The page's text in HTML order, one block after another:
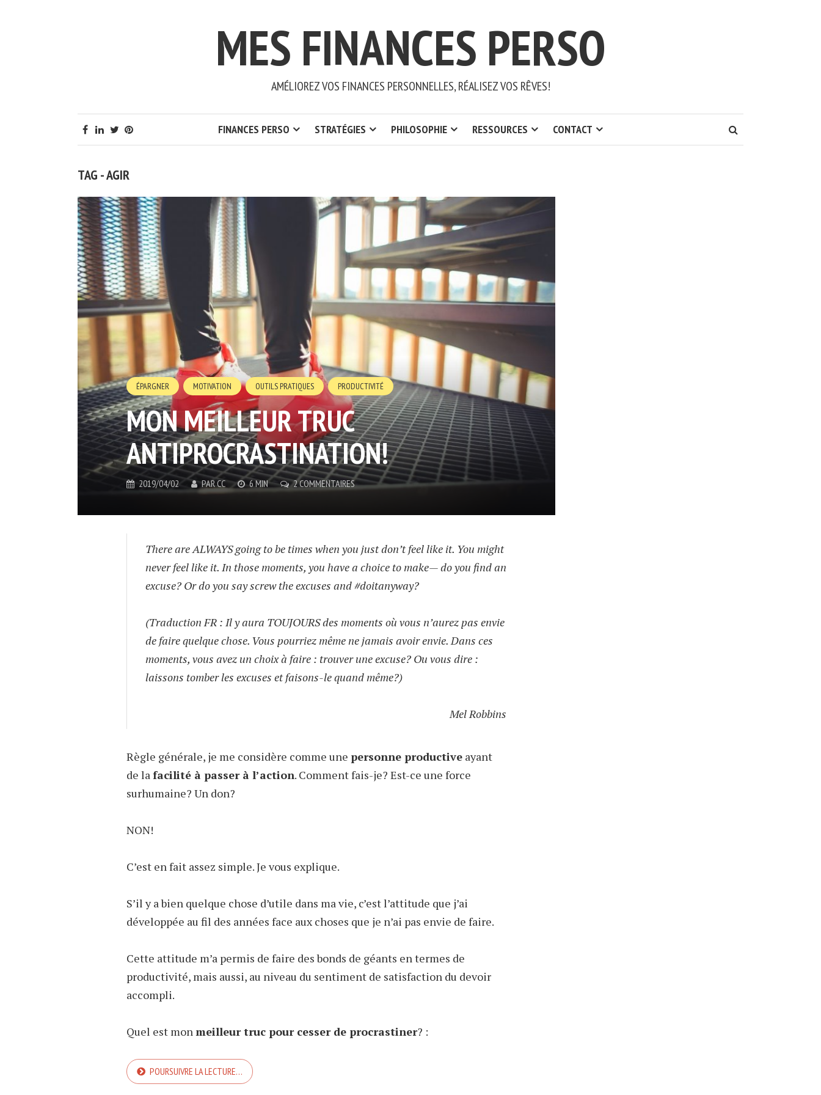
MES FINANCES PERSO
AMÉLIOREZ VOS FINANCES PERSONNELLES, RÉALISEZ VOS RÊVES!
FINANCES PERSO STRATÉGIES PHILOSOPHIE RESSOURCES CONTACT
TAG - AGIR
ÉPARGNER MOTIVATION OUTILS PRATIQUES PRODUCTIVITÉ
MON MEILLEUR TRUC
ANTIPROCRASTINATION!
2019/04/02 PARCC 6 MIN 2 COMMENTAIRES
There are ALWAYS going to be times when you just don’t feel like it. You might
never feel like it. In those moments, you have a choice to make— do you find an
excuse? Or do you say screw the excuses and #doitanyway?
(Traduction FR : Il y aura TOUJOURS des moments où vous n’aurez pas envie
de faire quelque chose. Vous pourriez même ne jamais avoir envie. Dans ces
moments, vous avez un choix à faire : trouver une excuse? Ou vous dire :
laissons tomber les excuses et faisons-le quand même?)
Mel Robbins
Règle générale, je me considère comme une personne productive ayant
de lafacilité à passer à l’action. Comment fais-je? Est-ce une force
surhumaine? Un don?
NON!
C’est en fait assez simple. Je vous explique.
S’il y a bien quelque chose d’utile dans ma vie, c’est l’attitude que j’ai
développée au fil des années face aux choses que je n’ai pas envie de faire.
Cette attitude m’a permis de faire des bonds de géants en termes de
productivité, mais aussi, au niveau du sentiment de satisfaction du devoir
accompli.
Quel est monmeilleur truc pour cesser de procrastiner? :
POURSUIVRE LA LECTURE…